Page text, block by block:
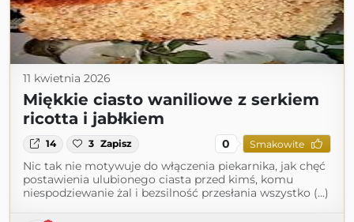
11 kwietnia 2026
Miękkie ciasto waniliowe z serkiem
ricotta i jabłkiem
14 3 Zapisz 0 Smakowite
Nic tak nie motywuje do włączenia piekarnika, jak chęć
postawienia ulubionego ciasta przed kimś, komu
niespodziewanie żal i bezsilność przesłania wszystko (...)